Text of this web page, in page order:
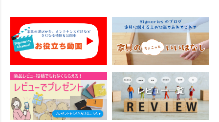
レビュー一覧